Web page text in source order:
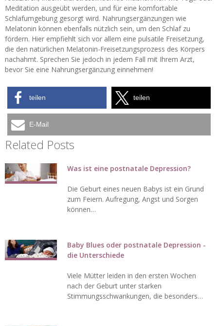
Meditation ausgeübt werden, und für eine komfortable
Schlafumgebung gesorgt wird. Nahrungsergänzungen wie
Melatonin können ebenfalls nützlich sein, um den Schlaf zu
fördern. Hier empfiehlt sich vor allem eine pulsatile Freisetzung,
die den natürlichen Melatonin-Freisetzungsprozess des Körpers
nachahmt. Sprechen Sie jedoch in jedem Fall mit Ihrem Arzt,
bevor Sie eine Nahrungsergänzung einnehmen!
teilen teilen
E-Mail
Related Posts
Was ist eine postnatale Depression?
Die Geburt eines neuen Babys ist ein Grund
zum Feiern. Aufregung, Angst und Sorgen
können…
Baby Blues oder postnatale Depression -
die Unterschiede
Viele Mütter leiden in den ersten Wochen
nach der Geburt unter starken
Stimmungsschwankungen, die besonders…